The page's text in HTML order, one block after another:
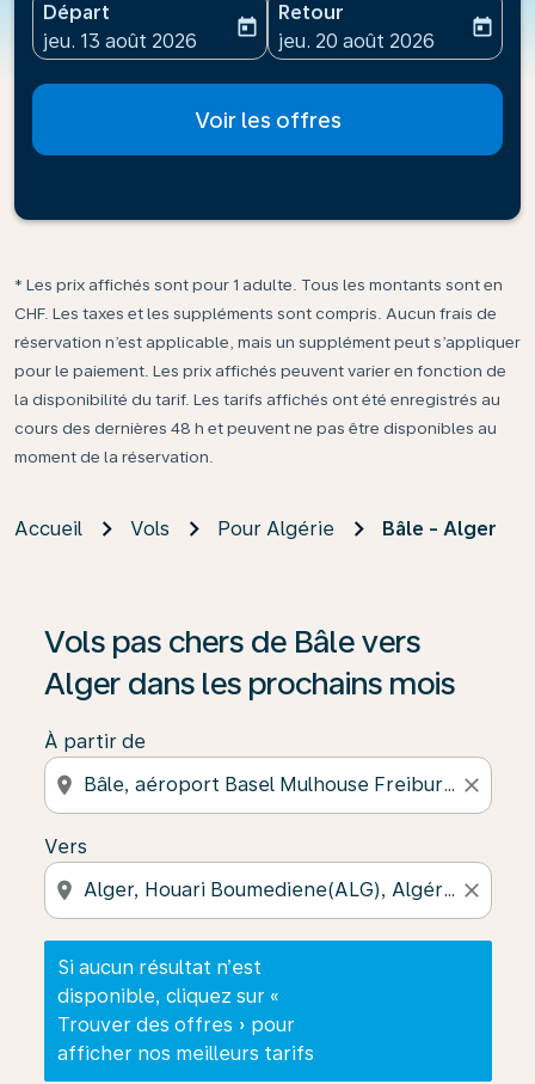
Départ
fc-booking-departure-date-aria-label
jeu. 13 août 2026
today
Retour
fc-booking-return-date-
jeu. 20 août 2026
today
Voir les offres
* Les prix affichés sont pour 1 adulte. Tous les montants sont en
CHF. Les taxes et les suppléments sont compris. Aucun frais de
réservation n’est applicable, mais un supplément peut s’appliquer
pour le paiement. Les prix affichés peuvent varier en fonction de
la disponibilité du tarif. Les tarifs affichés ont été enregistrés au
cours des dernières 48 h et peuvent ne pas être disponibles au
moment de la réservation.
Accueil Vols Pour Algérie Bâle - Alger
Vols pas chers de Bâle vers
Alger dans les prochains mois
À partir de
location_on close
Vers
location_on close
Si aucun résultat n’est
disponible, cliquez sur «
Trouver des offres » pour
afficher nos meilleurs tarifs
Si aucun résultat n’est disponible, cliquez sur «